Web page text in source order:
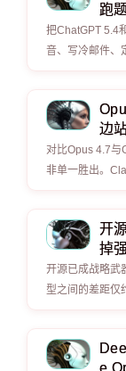
跑
把ChatGPT 5.4
音、写冷邮件、
边
对比Opus 4.7与
非单一胜出。
开
掉
开源已成战略武
型之间的差距仅
e